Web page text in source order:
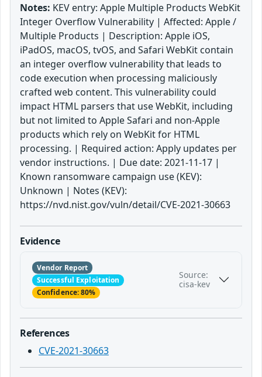
Notes: KEV entry: Apple Multiple Products WebKit
Integer Overflow Vulnerability | Affected: Apple /
Multiple Products | Description: Apple iOS,
iPadOS, macOS, tvOS, and Safari WebKit contain
an integer overflow vulnerability that leads to
code execution when processing maliciously
crafted web content. This vulnerability could
impact HTML parsers that use WebKit, including
but not limited to Apple Safari and non-Apple
products which rely on WebKit for HTML
processing. | Required action: Apply updates per
vendor instructions. | Due date: 2021-11-17 |
Known ransomware campaign use (KEV):
Unknown | Notes (KEV):
https://nvd.nist.gov/vuln/detail/CVE-2021-30663
Evidence
Vendor Report
Successful Exploitation
Confidence: 80%
Source:
cisa-kev
References
CVE-2021-30663